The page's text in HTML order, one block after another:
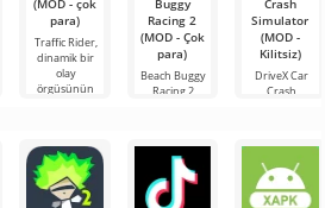
(MOD - çok
para)
Traffic Rider,
dinamik bir
olay
örgüsünün
oyunudur.
Burada bir
Buggy
Racing 2
(MOD - Çok
para)
Beach Buggy
Racing 2
gerçek
adrenalin ve
dizginsiz
eğlence
Crash
Simulator
(MOD -
Kilitsiz)
DriveX Car
Crash
gelişmiş bir
simülasyon
oyunudur.